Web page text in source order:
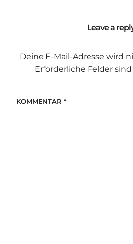
Leave a
Deine E-Mail-Adresse wird
Erforderliche Felder
KOMMENTAR *